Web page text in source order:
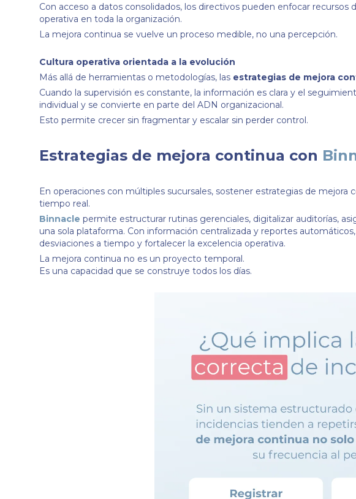
Con acceso a datos consolidados, los directivos pueden enfocar
operativa en toda la organización.
La mejora continua se vuelve un proceso medible, no una percepción.
Cultura operativa orientada a la evolución
Más allá de herramientas o metodologías, las estrategias de mejora
Cuando la supervisión es constante, la información es clara y el
individual y se convierte en parte del ADN organizacional.
Esto permite crecer sin fragmentar y escalar sin perder control.
Estrategias de mejora continua con
En operaciones con múltiples sucursales, sostener estrategias de
tiempo real.
Binnacle permite estructurar rutinas gerenciales, digitalizar auditorías,
una sola plataforma. Con información centralizada y reportes
desviaciones a tiempo y fortalecer la excelencia operativa.
La mejora continua no es un proyecto temporal.
Es una capacidad que se construye todos los días.